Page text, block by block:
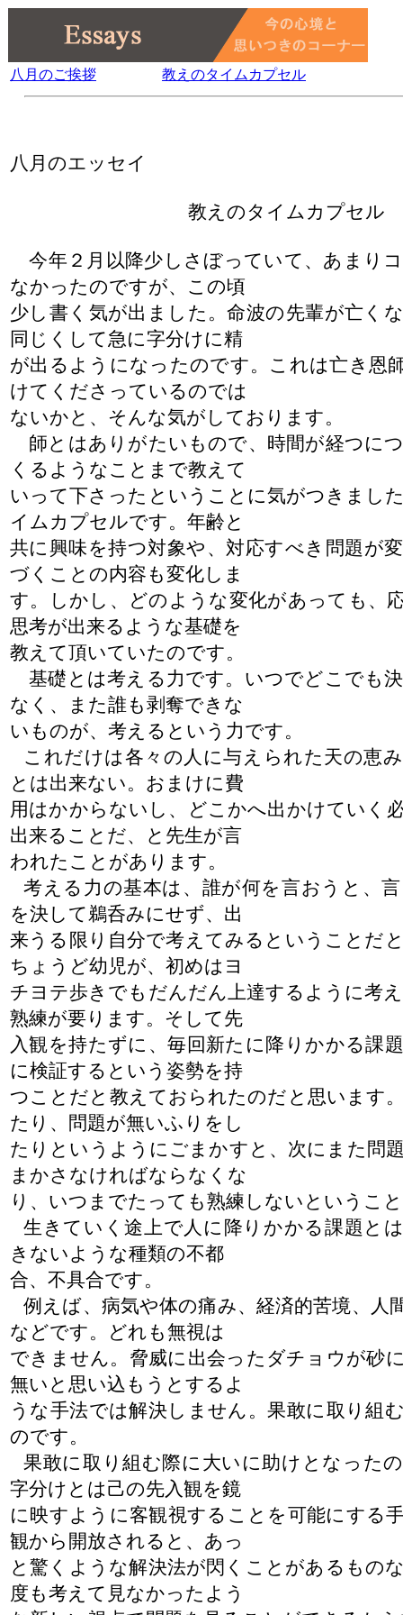
八月のご挨拶 教えのタイムカプセル
八月のエッセイ
教えのタイムカプセル
今年２月以降少しさぼっていて、あまり
なかったのですが、この頃
少し書く気が出ました。命波の先輩が亡く
同じくして急に字分けに精
が出るようになったのです。これは亡き恩
けてくださっているのでは
ないかと、そんな気がしております。
師とはありがたいもので、時間が経つに
くるようなことまで教えて
いって下さったということに気がつきまし
イムカプセルです。年齢と
共に興味を持つ対象や、対応すべき問題が
づくことの内容も変化し ま
す。しかし、どのような変化があっても、
思考が出来るような基礎を
教えて頂いていたのです。
基礎とは考える力です。いつでどこでも
なく、また誰も剥奪できな
いものが、考えるという力です。
これだけは各々の人に与えられた天の恵
とは出来ない。おまけに費
用はかからないし、どこかへ出かけていく
出来ることだ、と先生が言
われたことがあります。
考える力の基本は、誰が何を言おうと、
を決して鵜呑みにせず、出
来うる限り自分で考えてみるということだ
ちょうど幼児が、初めはヨ
チヨテ歩きでもだんだん上達するように考
熟練が要ります。そして先
入観を持たずに、毎回新たに降りかかる課
に検証するという姿勢を持
つことだと教えておられたのだと思います
たり 、問題が無いふりをし
たりというようにごまかすと、次にまた問
まかさなければならなく な
り、いつまでたっても熟練しないというこ
生きていく途上で人に降りかかる課題と
きないような種類の不都
合、不具合です。
例えば、病気や体の痛み、経済的苦境、人
などです。どれも無視は
できません。脅威に出会ったダチョウが砂
無いと思い込もうとするよ
うな手法では解決しません。果敢に取り組
のです。
果敢に取り組む際に大いに助けとなった
字分けとは己の先入観を鏡
に映すように客観視することを可能にする
観から開放されると、あっ
と驚くような解決法が閃くことがあるもの
度も考えて見なかったよう